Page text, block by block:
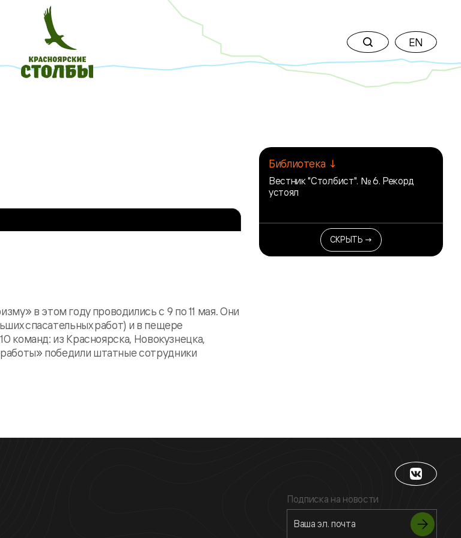
EN
в этом году проводились с 9 по 11 мая. Они
спасательных работ) и в пещере
команд: из Красноярска, Новокузнецка,
победили штатные сотрудники
Библиотека ↓
Вестник "Столбист". № 6. Рекорд
устоял
СКРЫТЬ →
Подписка на новости